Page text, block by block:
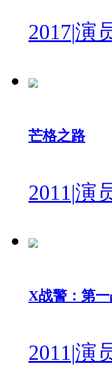
2017|演
芒格之路
2011|演
X战警：第
2011|演